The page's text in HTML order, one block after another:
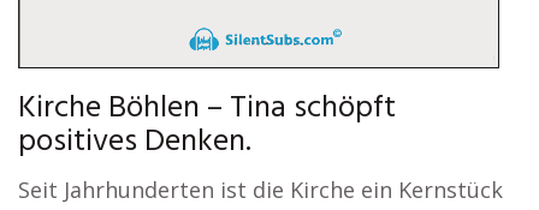
Kirche Böhlen – Tina schöpft
positives Denken.
Seit Jahrhunderten ist die Kirche ein Kernstück